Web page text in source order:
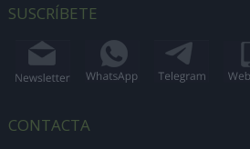
SUSCRÍBETE
CONTACTA